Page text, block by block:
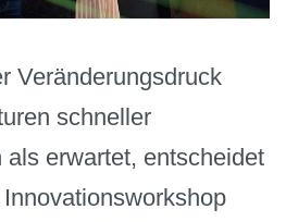
Veränderungsdruck
schneller
als erwartet, entscheidet